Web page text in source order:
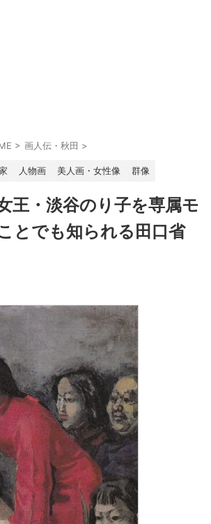
> 画人伝・秋田 >
人物画 美人画・女性像 群像
王・淡谷のり子を専属モ
とでも知られる田口省